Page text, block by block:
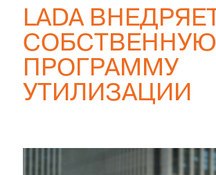
LADA ВНЕДРЯЕТ
СОБСТВЕННУЮ
ПРОГРАММУ
УТИЛИЗАЦИИ